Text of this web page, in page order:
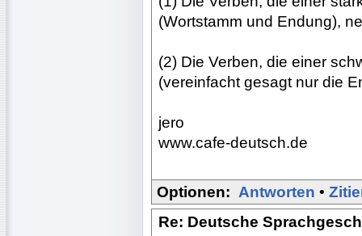
(Wortstamm und Endung),
(2) Die Verben, die einer
(vereinfacht gesagt nur die
jero
www.cafe-deutsch.de
Optionen: Antworten •
Re: Deutsche